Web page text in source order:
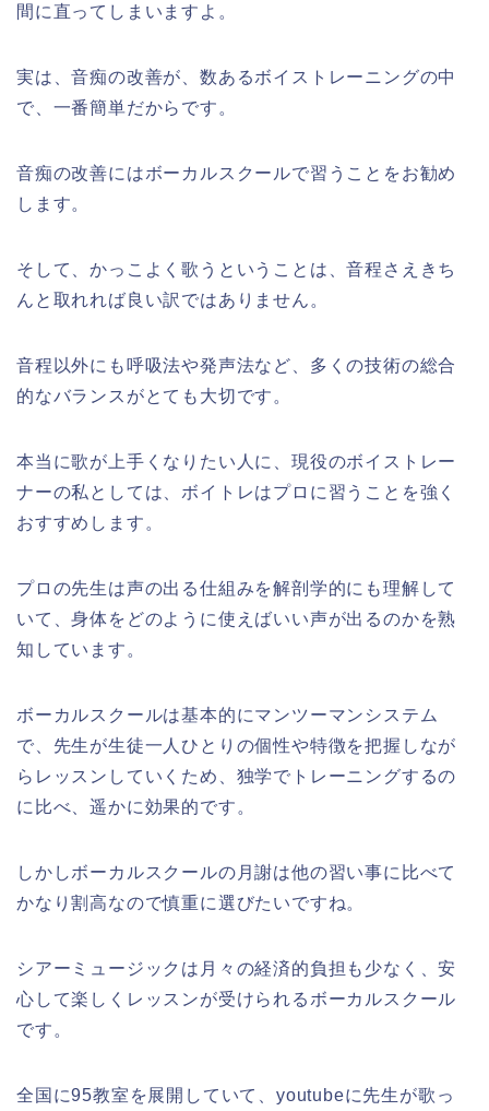
間に直ってしまいますよ。
実は、音痴の改善が、数あるボイストレーニングの中
で、一番簡単だからです。
音痴の改善にはボーカルスクールで習うことをお勧め
します。
そして、かっこよく歌うということは、音程さえきち
んと取れれば良い訳ではありません。
音程以外にも呼吸法や発声法など、多くの技術の総合
的なバランスがとても大切です。
本当に歌が上手くなりたい人に、現役のボイストレー
ナーの私としては、ボイトレはプロに習うことを強く
おすすめします。
プロの先生は声の出る仕組みを解剖学的にも理解して
いて、身体をどのように使えばいい声が出るのかを熟
知しています。
ボーカルスクールは基本的にマンツーマンシステム
で、先生が生徒一人ひとりの個性や特徴を把握しなが
らレッスンしていくため、独学でトレーニングするの
に比べ、遥かに効果的です。
しかしボーカルスクールの月謝は他の習い事に比べて
かなり割高なので慎重に選びたいですね。
シアーミュージックは月々の経済的負担も少なく、安
心して楽しくレッスンが受けられるボーカルスクール
です。
全国に95教室を展開していて、youtubeに先生が歌っ